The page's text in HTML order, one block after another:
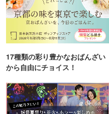
17種類の彩り豊かなおばんざい
から自由にチョイス！